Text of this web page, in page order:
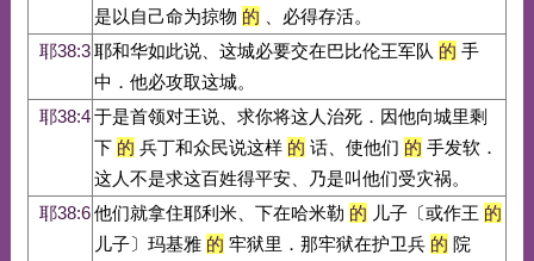
是以自己命为掠物 的 、必得存活。
耶38:3耶和华如此说、这城必要交在巴比伦王军队 的 手
中．他必攻取这城。
耶38:4于是首领对王说、求你将这人治死．因他向城里剩
下 的 兵丁和众民说这样 的 话、使他们 的 手发软．
这人不是求这百姓得平安、乃是叫他们受灾祸。
耶38:6他们就拿住耶利米、下在哈米勒 的 儿子〔或作王 的
儿子〕玛基雅 的 牢狱里．那牢狱在护卫兵 的 院